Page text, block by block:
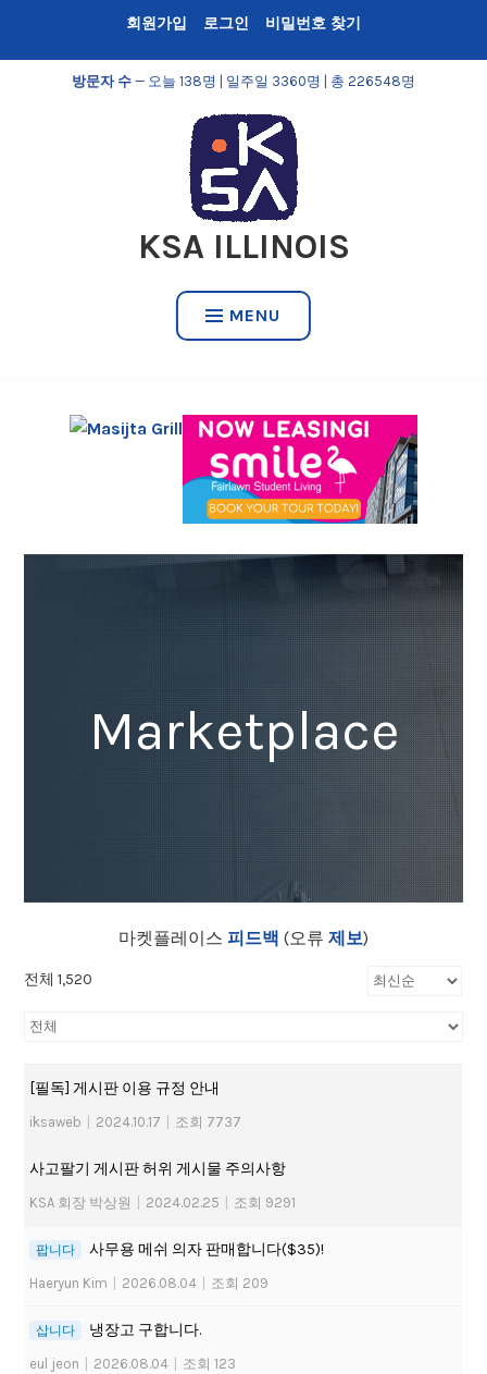
content
회원가입 로그인 비밀번호 찾기
방문자 수 — 오늘 138명 | 일주일 3360명 | 총 226548명
KSA ILLINOIS
MENU
Marketplace
마켓플레이스 피드백 (오류 제보)
전체 1,520
[필독] 게시판 이용 규정 안내
iksaweb 2024.10.17 조회 7737
사고팔기 게시판 허위 게시물 주의사항
KSA 회장 박상원 2024.02.25 조회 9291
팝니다 사무용 메쉬 의자 판매합니다($35)!
Haeryun Kim 2026.08.04 조회 209
삽니다 냉장고 구합니다.
eul jeon 2026.08.04 조회 123